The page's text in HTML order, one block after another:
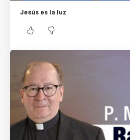
Jesús es la luz